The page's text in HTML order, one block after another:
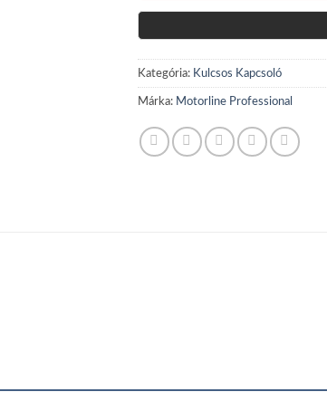
Kategória: Kulcsos Kapcsoló
Márka: Motorline Professional